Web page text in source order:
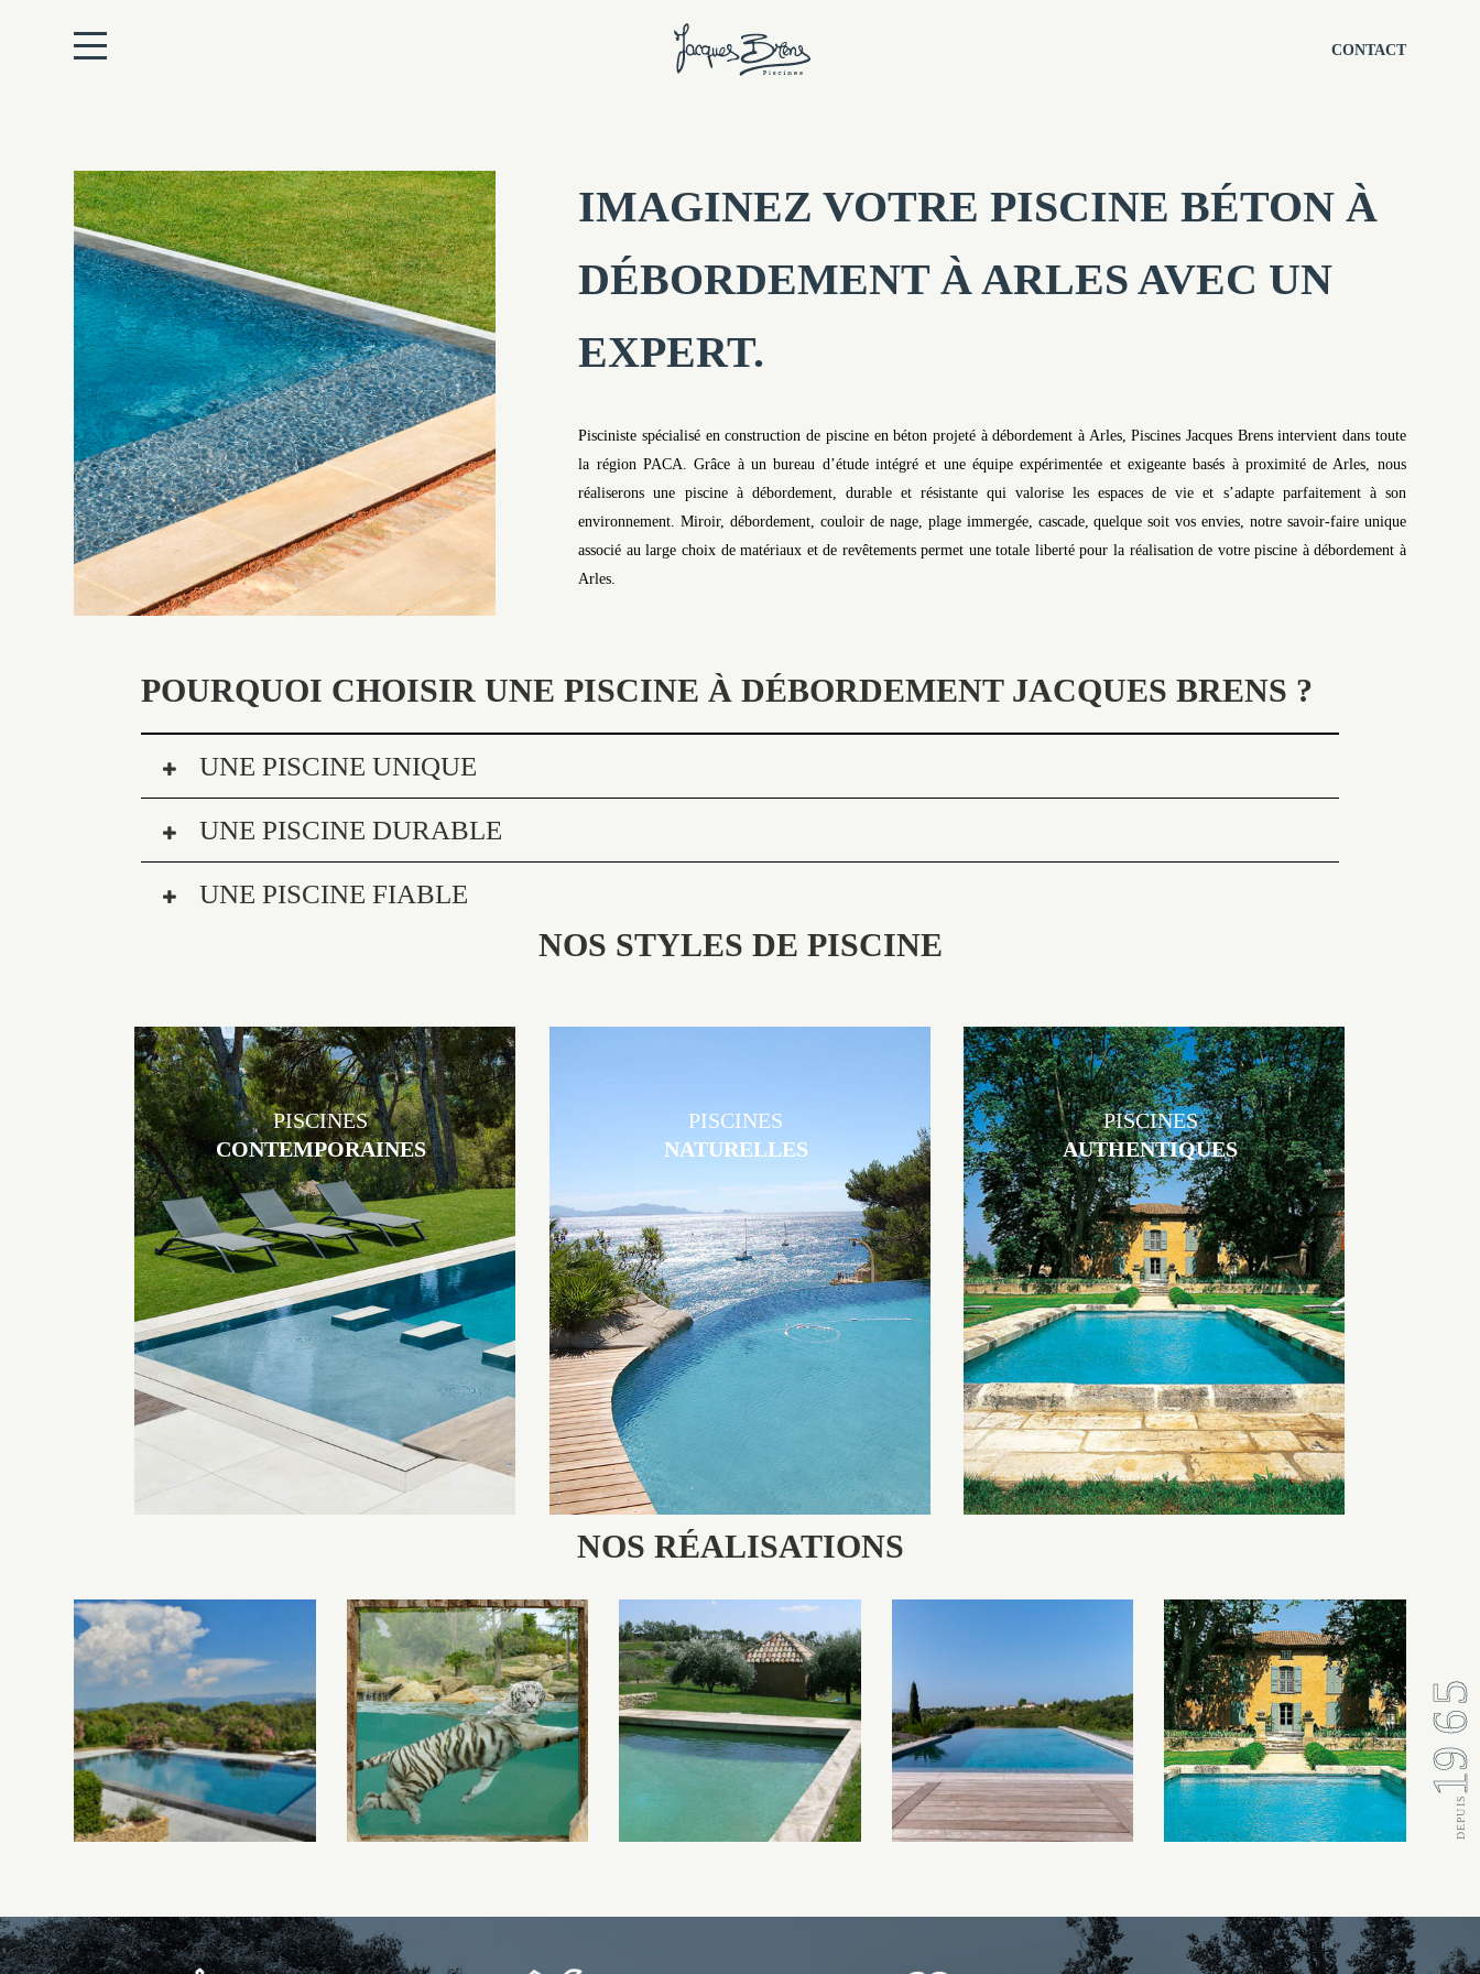
CONTACT
IMAGINEZ VOTRE PISCINE BÉTON À
DÉBORDEMENT À ARLES AVEC UN
EXPERT.
Pisciniste spécialisé en construction de piscine en béton projeté à débordement à Arles, Piscines Jacques Brens intervient dans toute
la région PACA. Grâce à un bureau d’étude intégré et une équipe expérimentée et exigeante basés à proximité de Arles, nous
réaliserons une piscine à débordement, durable et résistante qui valorise les espaces de vie et s’adapte parfaitement à son
environnement. Miroir, débordement, couloir de nage, plage immergée, cascade, quelque soit vos envies, notre savoir-faire unique
associé au large choix de matériaux et de revêtements permet une totale liberté pour la réalisation de votre piscine à débordement à
Arles.
POURQUOI CHOISIR UNE PISCINE À DÉBORDEMENT JACQUES BRENS ?
UNE PISCINE UNIQUE
UNE PISCINE DURABLE
UNE PISCINE FIABLE
NOS STYLES DE PISCINE
Les piscines en béton contemporaines Jacques Brens sont uniques
grâce au large choix de matériaux et de revêtements et les
nombreuses options disponibles, miroir, couloir de nage, plage
immergée, débordement.
PISCINES
CONTEMPORAINES
Les piscines en béton naturelles Jacques Brens sont originales, elles
s’intègrent parfaitement à leur environnement grâce à un jeu de
volume et de matière sur-mesure conçu par notre bureau d’étude
spécialisé.
PISCINES
NATURELLES
Les piscines en béton authentiques Jacques Brens se démarquent par
la noblesse des matériaux
utilisés pour garder un aspect ancien, retrouver une patine naturelle
ou créer un ornement de pierres de taille.
PISCINES
AUTHENTIQUES
NOS RÉALISATIONS